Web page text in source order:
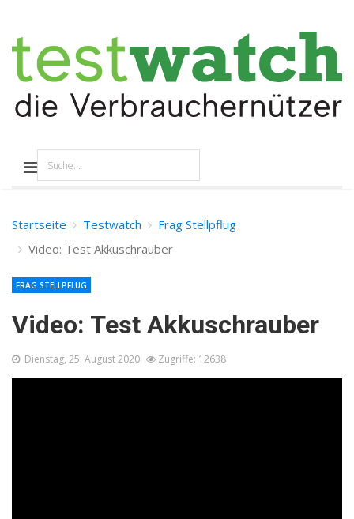
Startseite Testwatch
Frag Stellpflug
Video: Test Akkuschrauber
Video: Test Akkuschrauber
FRAG STELLPFLUG
Dienstag, 25. August 2020 Zugriffe: 12638